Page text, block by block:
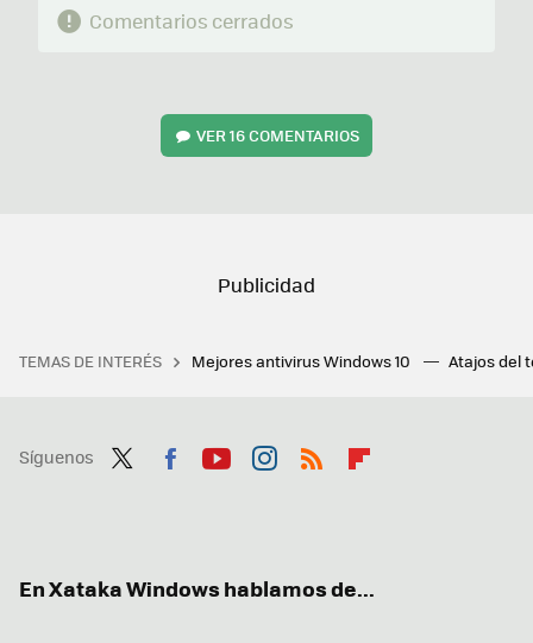
Comentarios cerrados
VER16 COMENTARIOS
TEMAS DE INTERÉS Mejores antivirus Windows 10 Atajos del
Síguenos
En Xataka Windows hablamos de...